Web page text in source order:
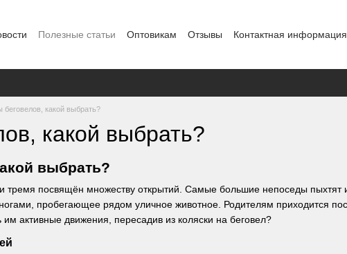
Полезные статьи Оптовикам Отзывы Контактная информация
беговелов, какой выбрать?
какой выбрать?
выбрать?
тремя посвящён множеству открытий. Самые большие непоседы пыхтят
пробегающее рядом уличное животное. Родителям приходится
активные движения, пересадив из коляски на беговел?